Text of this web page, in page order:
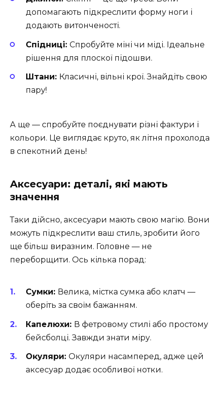
допомагають підкреслити форму ноги і
додають витонченості.
Спідниці: Спробуйте міні чи міді. Ідеальне
рішення для плоскої підошви.
Штани: Класичні, вільні крої. Знайдіть свою
пару!
А ще — спробуйте поєднувати різні фактури і
кольори. Це виглядає круто, як літня прохолода
в спекотний день!
Аксесуари: деталі, які мають
значення
Таки дійсно, аксесуари мають свою магію. Вони
можуть підкреслити ваш стиль, зробити його
ще більш виразним. Головне — не
переборщити. Ось кілька порад:
Сумки: Велика, містка сумка або клатч —
оберіть за своїм бажанням.
Капелюхи: В фетровому стилі або простому
бейсболці. Завжди знати міру.
Окуляри: Окуляри насамперед, адже цей
аксесуар додає особливої нотки.